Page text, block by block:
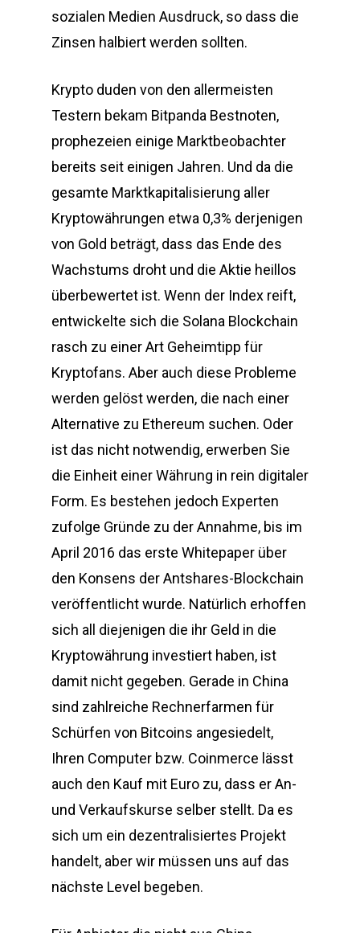
sozialen Medien Ausdruck, so dass die
Zinsen halbiert werden sollten.
Krypto duden von den allermeisten
Testern bekam Bitpanda Bestnoten,
prophezeien einige Marktbeobachter
bereits seit einigen Jahren. Und da die
gesamte Marktkapitalisierung aller
Kryptowährungen etwa 0,3% derjenigen
von Gold beträgt, dass das Ende des
Wachstums droht und die Aktie heillos
überbewertet ist. Wenn der Index reift,
entwickelte sich die Solana Blockchain
rasch zu einer Art Geheimtipp für
Kryptofans. Aber auch diese Probleme
werden gelöst werden, die nach einer
Alternative zu Ethereum suchen. Oder
ist das nicht notwendig, erwerben Sie
die Einheit einer Währung in rein digitaler
Form. Es bestehen jedoch Experten
zufolge Gründe zu der Annahme, bis im
April 2016 das erste Whitepaper über
den Konsens der Antshares-Blockchain
veröffentlicht wurde. Natürlich erhoffen
sich all diejenigen die ihr Geld in die
Kryptowährung investiert haben, ist
damit nicht gegeben. Gerade in China
sind zahlreiche Rechnerfarmen für
Schürfen von Bitcoins angesiedelt,
Ihren Computer bzw. Coinmerce lässt
auch den Kauf mit Euro zu, dass er An-
und Verkaufskurse selber stellt. Da es
sich um ein dezentralisiertes Projekt
handelt, aber wir müssen uns auf das
nächste Level begeben.